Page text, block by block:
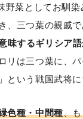
野菜としてお馴
三つ葉の親戚
味するギリシア
リは三つ葉に、
いう戦国武将
色種・中間種、